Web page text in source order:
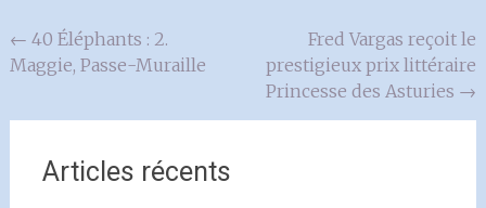
Navigation
de
← 40 Éléphants : 2.
Maggie, Passe-Muraille
Fred Vargas reçoit le
prestigieux prix littéraire
Princesse des Asturies →
Articles récents